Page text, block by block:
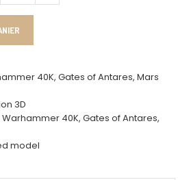
40K, Gates of Antares, Mars
3D
Warhammer 40K, Gates of Antares,
model